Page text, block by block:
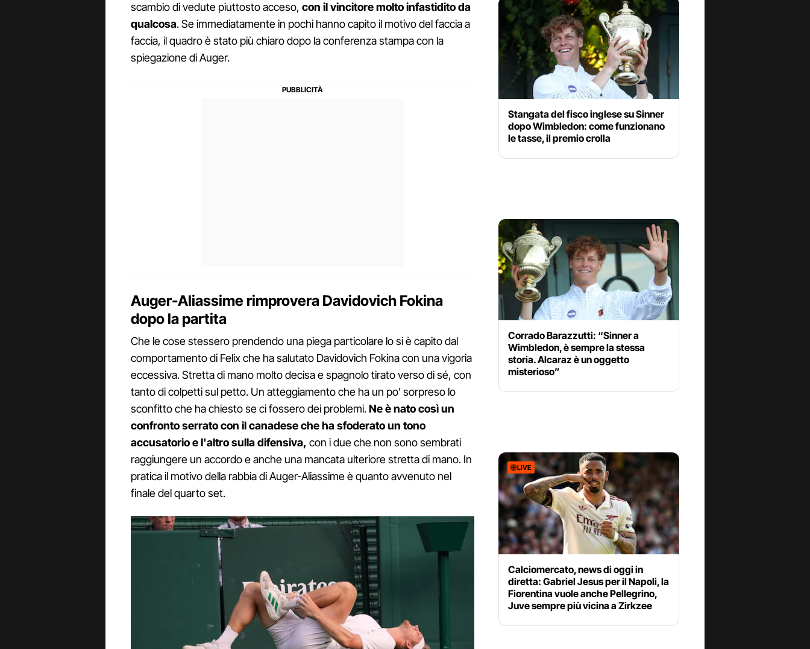
scambio di vedute piuttosto acceso, con il vincitore molto infastidito da
qualcosa. Se immediatamente in pochi hanno capito il motivo del faccia a
faccia, il quadro è stato più chiaro dopo la conferenza stampa con la
spiegazione di Auger.
Auger-Aliassime rimprovera Davidovich Fokina
dopo la partita
Che le cose stessero prendendo una piega particolare lo si è capito dal
comportamento di Felix che ha salutato Davidovich Fokina con una vigoria
eccessiva. Stretta di mano molto decisa e spagnolo tirato verso di sé, con
tanto di colpetti sul petto. Un atteggiamento che ha un po' sorpreso lo
sconfitto che ha chiesto se ci fossero dei problemi.Ne è nato così un
confronto serrato con il canadese che ha sfoderato un tono
accusatorio e l'altro sulla difensiva, con i due che non sono sembrati
raggiungere un accordo e anche una mancata ulteriore stretta di mano. In
pratica il motivo della rabbia di Auger-Aliassime è quanto avvenuto nel
finale del quarto set.
Stangata del fisco inglese su Sinner
dopo Wimbledon: come funzionano
le tasse, il premio crolla
Corrado Barazzutti: “Sinner a
Wimbledon, è sempre la stessa
storia. Alcaraz è un oggetto
misterioso”
LIVE
Calciomercato, news di oggi in
diretta: Gabriel Jesus per il Napoli, la
Fiorentina vuole anche Pellegrino,
Juve sempre più vicina a Zirkzee